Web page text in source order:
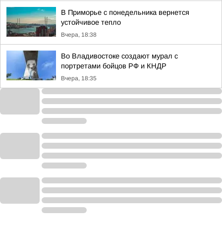
В Приморье с понедельника вернется
устойчивое тепло
Вчера, 18:38
Во Владивостоке создают мурал с
портретами бойцов РФ и КНДР
Вчера, 18:35